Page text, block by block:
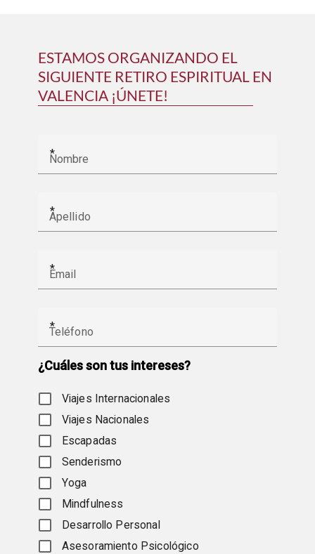
ESTAMOS ORGANIZANDO EL
SIGUIENTE RETIRO ESPIRITUAL EN
VALENCIA ¡ÚNETE!
¿Cuáles son tus intereses?
Viajes Internacionales
Viajes Nacionales
Escapadas
Senderismo
Yoga
Mindfulness
Desarrollo Personal
Asesoramiento Psicológico